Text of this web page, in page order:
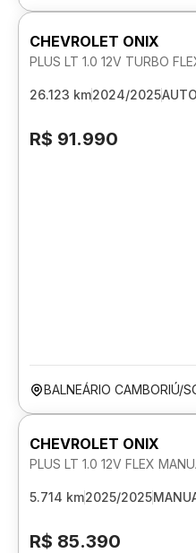
CHEVROLET ONIX
PLUS LT 1.0 12V TURBO
26.123 km2024/2025
R$ 91.990
BALNEÁRIO CAMBORIÚ/
CHEVROLET ONIX
PLUS LT 1.0 12V FLEX
5.714 km2025/2025
R$ 85.390